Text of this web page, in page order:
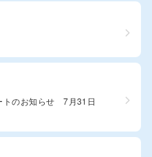
トのお知らせ 7月31日